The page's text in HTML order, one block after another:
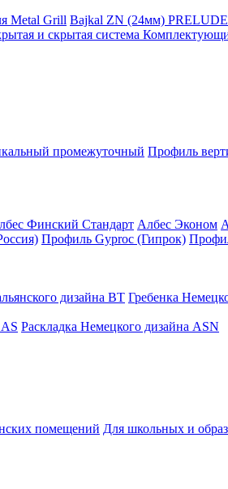
Metal Grill Bajkal ZN (24мм)
и скрытая система
промежуточный Профиль
Финский Стандарт Албес Эконом
Профиль Gyproc (Гипрок)
дизайна BT Гребенка
Раскладка Немецкого дизайна АSN
помещений Для школьных и